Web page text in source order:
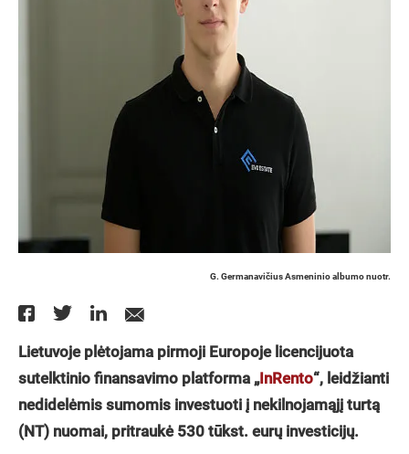
G. Germanavičius Asmeninio albumo nuotr.
Lietuvoje plėtojama pirmoji Europoje licencijuota
sutelktinio finansavimo platforma „InRento“, leidžianti
nedidelėmis sumomis investuoti į nekilnojamąjį turtą
(NT) nuomai, pritraukė 530 tūkst. eurų investicijų.